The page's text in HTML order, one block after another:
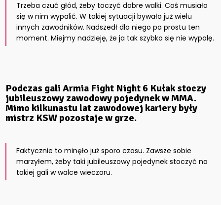
Trzeba czuć głód, żeby toczyć dobre walki. Coś musiało
się w nim wypalić. W takiej sytuacji bywało już wielu
innych zawodników. Nadszedł dla niego po prostu ten
moment. Miejmy nadzieję, że ja tak szybko się nie wypalę.
Podczas gali Armia Fight Night 6 Kułak stoczy
jubileuszowy zawodowy pojedynek w MMA.
Mimo kilkunastu lat zawodowej kariery były
mistrz KSW pozostaje w grze.
Faktycznie to minęło już sporo czasu. Zawsze sobie
marzyłem, żeby taki jubileuszowy pojedynek stoczyć na
takiej gali w walce wieczoru.